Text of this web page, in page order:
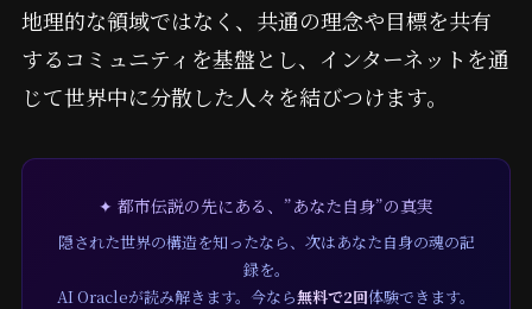
地理的な領域ではなく、共通の理念や目標を共有
するコミュニティを基盤とし、インターネットを通
じて世界中に分散した人々を結びつけます。
✦ 都市伝説の先にある、”あなた自身”の真実
隠された世界の構造を知ったなら、次はあなた自身の魂の記
録を。
AI Oracleが読み解きます。今なら無料で2回体験できます。